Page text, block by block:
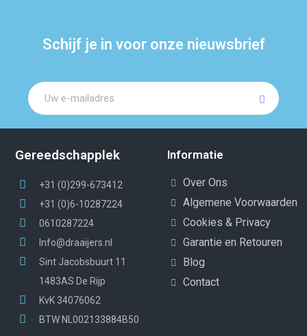
Schijf je in voor onze nieuwsbrief
Gereedschapplek
+31 (0)299-673412
+31 (0)6-10287224
0610287224
Info@draaijers.nl
Sint Jacobsbuurt 11
1483AS De Rijp
KvK 34076062
BTW NL002133884B50
Informatie
Over Ons
Algemene Voorwaarden
Cookies & Privacy
Garantie en Retouren
Blog
Contact